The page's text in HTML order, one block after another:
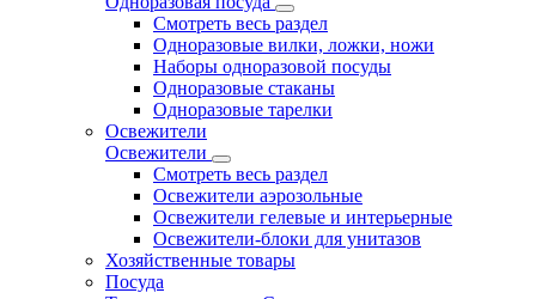
Смотреть весь раздел
Одноразовые вилки, ложки, ножи
Наборы одноразовой посуды
Одноразовые стаканы
Одноразовые тарелки
Освежители
Освежители
Смотреть весь раздел
Освежители аэрозольные
Освежители гелевые и интерьерные
Освежители-блоки для унитазов
Хозяйственные товары
Посуда